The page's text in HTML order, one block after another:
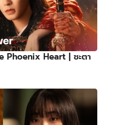
Phoenix Heart | ชะตา